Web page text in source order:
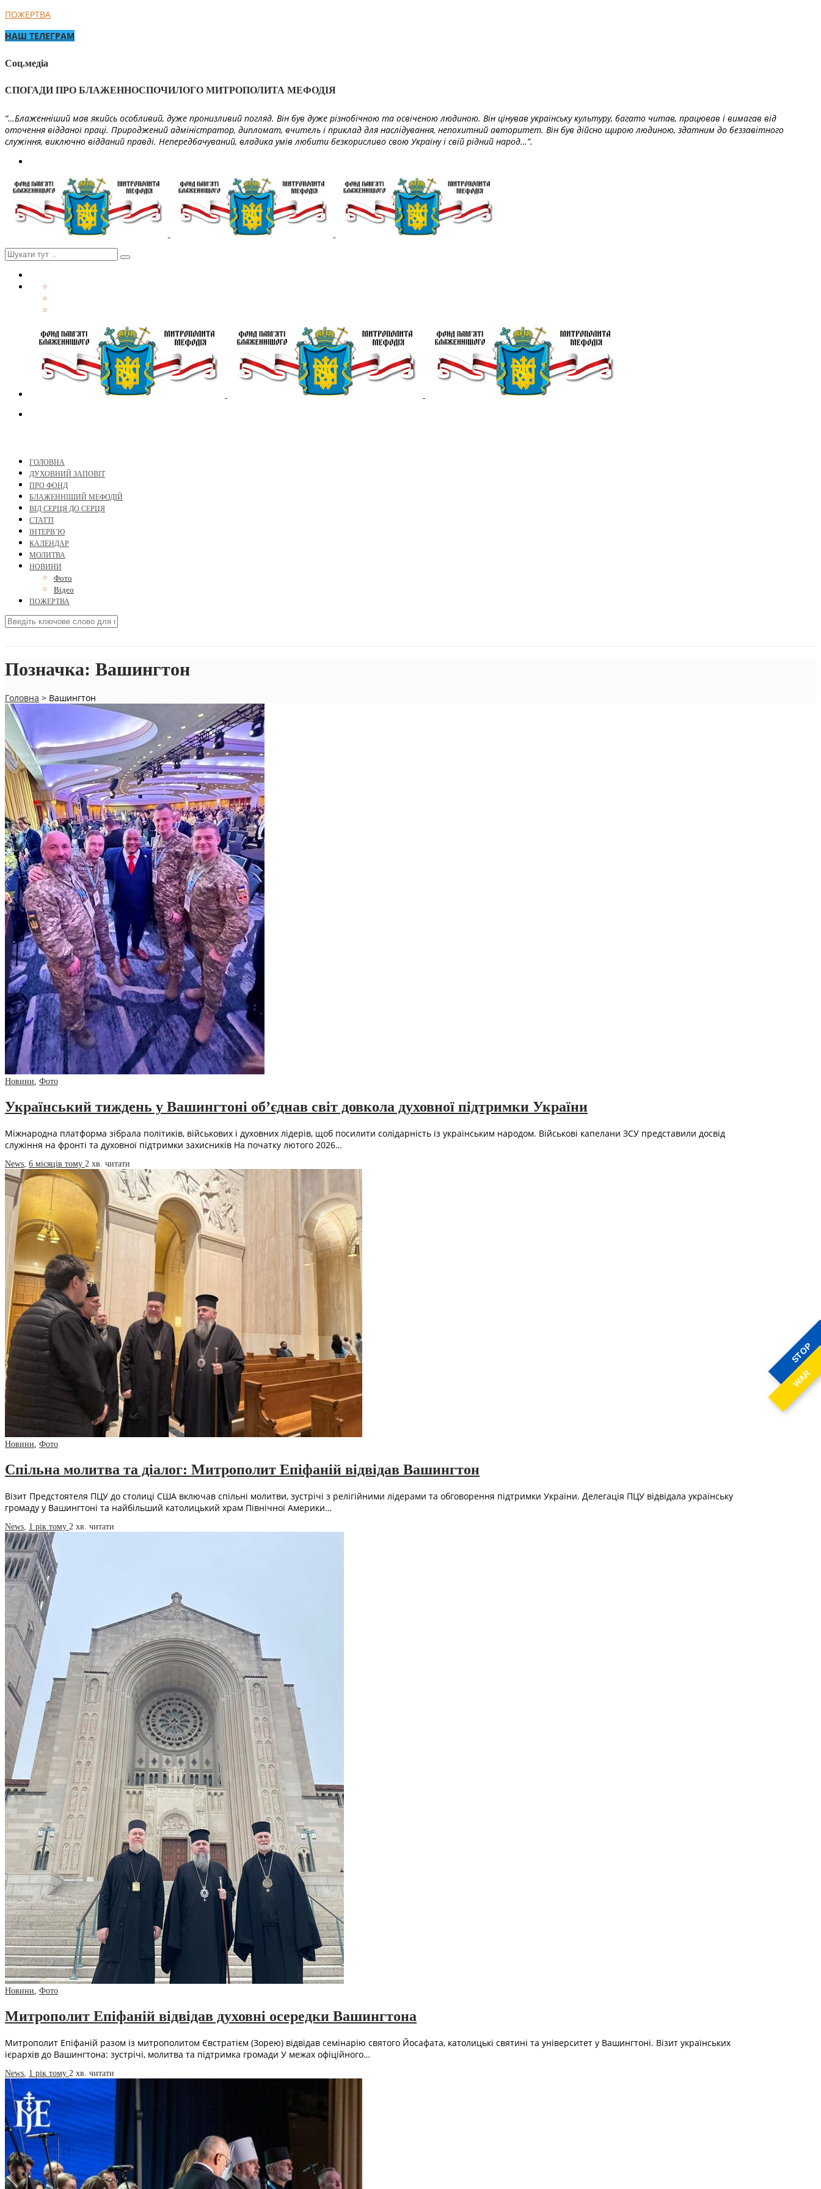
STOP
WAR
ПОЖЕРТВА
НАШ ТЕЛЕГРАМ
Соц.медіа
СПОГАДИ ПРО БЛАЖЕННОСПОЧИЛОГО МИТРОПОЛИТА МЕФОДІЯ
“…Блаженніший мав якийсь особливий, дуже пронизливий погляд. Він був дуже різнобічною та освіченою людиною. Він цінував українську культуру, багато читав, працював і вимагав від
оточення відданої праці. Природжений адміністратор, дипломат, вчитель і приклад для наслідування, непохитний авторитет. Він був дійсно щирою людиною, здатним до беззавітного
служіння, виключно відданий правді. Непередбачуваний, владика умів любити безкорисливо свою Україну і свій рідний народ…”.
ГОЛОВНА
ДУХОВНИЙ ЗАПОВІТ
ПРО ФОНД
БЛАЖЕННІШИЙ МЕФОДІЙ
ВІД СЕРЦЯ ДО СЕРЦЯ
СТАТТІ
ІНТЕРВ’Ю
КАЛЕНДАР
МОЛИТВА
НОВИНИ
Фото
Відео
ПОЖЕРТВА
Позначка: Вашингтон
Головна > Вашингтон
Новини, Фото
Український тиждень у Вашингтоні об’єднав світ довкола духовної підтримки України
Міжнародна платформа зібрала політиків, військових і духовних лідерів, щоб посилити солідарність із українським народом. Військові капелани ЗСУ представили досвід
служіння на фронті та духовної підтримки захисників На початку лютого 2026…
News, 6 місяців тому 2 хв. читати
Новини, Фото
Спільна молитва та діалог: Митрополит Епіфаній відвідав Вашингтон
Візит Предстоятеля ПЦУ до столиці США включав спільні молитви, зустрічі з релігійними лідерами та обговорення підтримки України. Делегація ПЦУ відвідала українську
громаду у Вашингтоні та найбільший католицький храм Північної Америки…
News 1 рік тому 2 хв. читати
Новини Фото
Митрополит Епіфаній відвідав духовні осередки Вашингтона
Митрополит Епіфаній разом із митрополитом Євстратієм (Зорею) відвідав семінарію святого Йосафата, католицькі святині та університет у Вашингтоні. Візит українських
ієрархів до Вашингтона: зустрічі, молитва та підтримка громади У межах офіційного…
News 1 рік тому 2 хв. читати